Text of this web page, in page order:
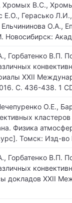
В.С.,
Герасько
О.А.,
Новосибирск:
Горбатенко В.П.
XXII
С. 436-438. 1
О.Е.,
Физика
Томск: Изд-
Горбатенко В.П.
докладов XXII